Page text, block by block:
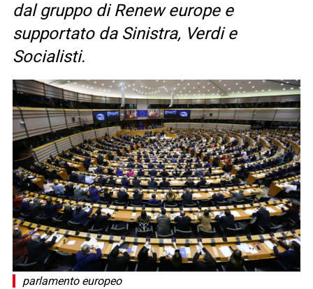
dal gruppo di Renew europe e
supportato da Sinistra, Verdi e
Socialisti.
parlamento europeo